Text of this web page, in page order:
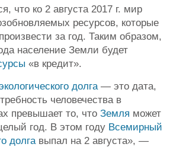
что ко 2 августа 2017 г. мир
ресурсов, которые
за год. Таким образом,
население Земли будет
«в кредит».
долга— это дата,
человечества в
превышает то, что Земля может
год. В этом году Всемирный
долгавыпал на 2 августа», —